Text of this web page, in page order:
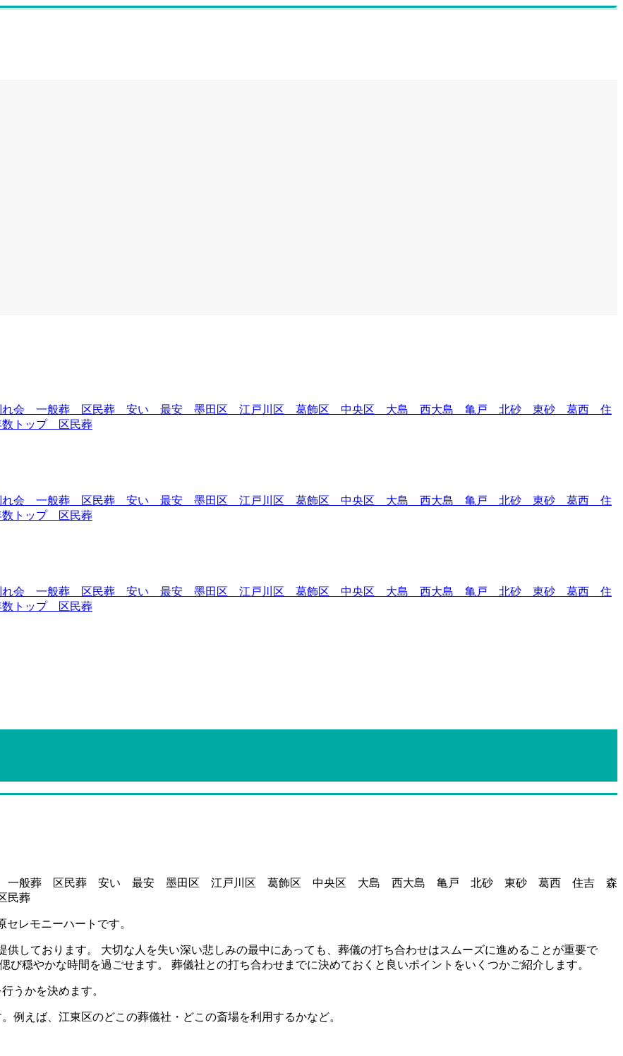
レモニーハートです。
しております。 大切な人を失い深い悲しみの最中にあっても、葬儀の打ち合わせはスムーズに進めることが重要で
穏やかな時間を過ごせます。 葬儀社との打ち合わせまでに決めておくと良いポイントをいくつかご紹介します。
うかを決めます。
例えば、江東区のどこの葬儀社・どこの斎場を利用するかなど。